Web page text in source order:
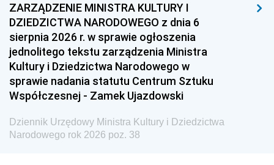
ZARZĄDZENIE MINISTRA KULTURY I
DZIEDZICTWA NARODOWEGO z dnia 6
sierpnia 2026 r. w sprawie ogłoszenia
jednolitego tekstu zarządzenia Ministra
Kultury i Dziedzictwa Narodowego w
sprawie nadania statutu Centrum Sztuku
Współczesnej - Zamek Ujazdowski
Dziennik Urzędowy Ministra Kultury i Dziedzictwa
Narodowego rok 2026 poz. 38